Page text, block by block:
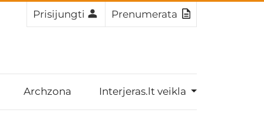
Prisijungti Prenumerata
Archzona Interjeras.lt veikla